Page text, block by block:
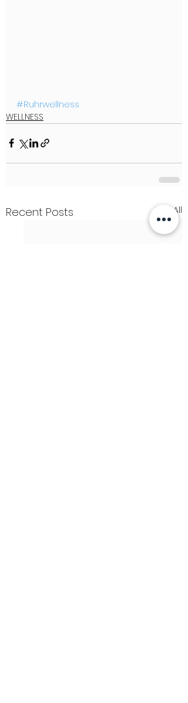
#Ruhrwellness
WELLNESS
Recent Posts See All